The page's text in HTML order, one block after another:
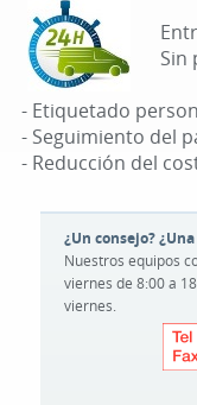
Sin
- Etiquetado
- Seguimiento del
- Reducción del
¿Un consejo?
Nuestros equipos
viernes de 8:00 a
viernes.